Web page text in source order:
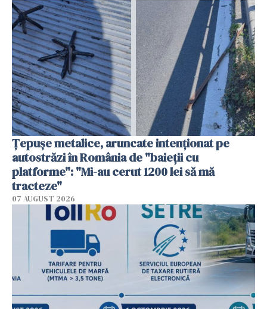
Țepușe metalice, aruncate intenționat pe
autostrăzi în România de "baieții cu
platforme": "Mi-au cerut 1200 lei să mă
tracteze"
07 AUGUST 2026